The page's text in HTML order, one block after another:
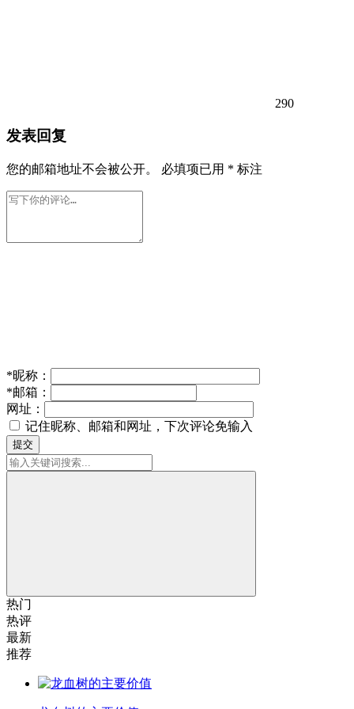
290
发表回复
您的邮箱地址不会被公开。 必填项已用 * 标注
*昵称：
*邮箱：
网址：
记住昵称、邮箱和网址，下次评论免输入
提交
热门
热评
最新
推荐